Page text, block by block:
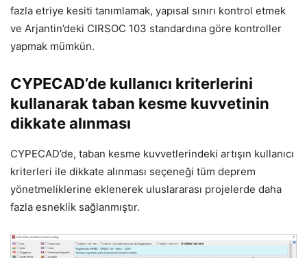
fazla etriye kesiti tanımlamak, yapısal sınırı kontrol etmek
ve Arjantin’deki CIRSOC 103 standardına göre kontroller
yapmak mümkün.
CYPECAD’de kullanıcı kriterlerini
kullanarak taban kesme kuvvetinin
dikkate alınması
CYPECAD’de, taban kesme kuvvetlerindeki artışın kullanıcı
kriterleri ile dikkate alınması seçeneği tüm deprem
yönetmeliklerine eklenerek uluslararası projelerde daha
fazla esneklik sağlanmıştır.